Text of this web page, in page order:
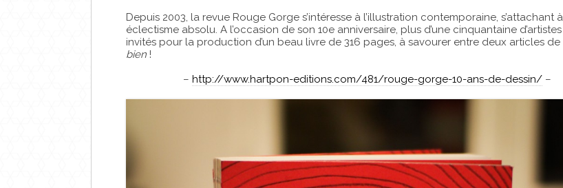
Depuis 2003, la revue Rouge Gorge s’intéresse à l’illustration contemporaine, s’attachant
éclectisme absolu. A l’occasion de son 10e anniversaire, plus d’une cinquantaine
invités pour la production d’un beau livre de 316 pages, à savourer entre deux articles de
bien !
– http://www.hartpon-editions.com/481/rouge-gorge-10-ans-de-dessin/–